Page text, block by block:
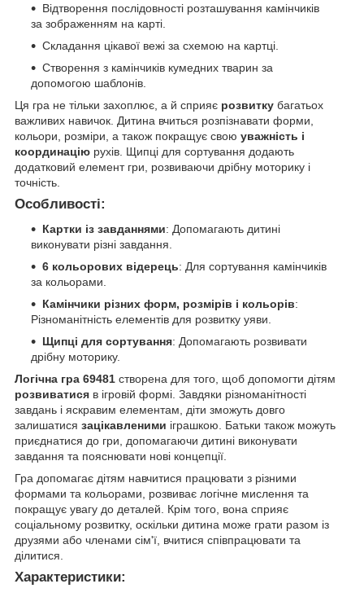
Відтворення послідовності розташування камінчиків
за зображенням на карті.
Складання цікавої вежі за схемою на картці.
Створення з камінчиків кумедних тварин за
допомогою шаблонів.
Ця гра не тільки захоплює, а й сприяє розвитку багатьох
важливих навичок. Дитина вчиться розпізнавати форми,
кольори, розміри, а також покращує свою уважність і
координацію рухів. Щипці для сортування додають
додатковий елемент гри, розвиваючи дрібну моторику і
точність.
Особливості:
Картки із завданнями: Допомагають дитині
виконувати різні завдання.
6 кольорових відерець: Для сортування камінчиків
за кольорами.
Камінчики різних форм, розмірів і кольорів:
Різноманітність елементів для розвитку уяви.
Щипці для сортування: Допомагають розвивати
дрібну моторику.
Логічна гра 69481 створена для того, щоб допомогти дітям
розвиватися в ігровій формі. Завдяки різноманітності
завдань і яскравим елементам, діти зможуть довго
залишатися зацікавленими іграшкою. Батьки також можуть
приєднатися до гри, допомагаючи дитині виконувати
завдання та пояснювати нові концепції.
Гра допомагає дітям навчитися працювати з різними
формами та кольорами, розвиває логічне мислення та
покращує увагу до деталей. Крім того, вона сприяє
соціальному розвитку, оскільки дитина може грати разом із
друзями або членами сім'ї, вчитися співпрацювати та
ділитися.
Характеристики: